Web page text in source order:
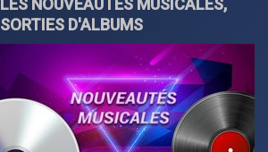
LES NOUVEAUTÉS MUSICALES,
SORTIES D'ALBUMS